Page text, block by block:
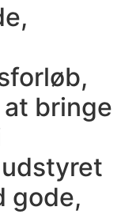
bringe
udstyret
gode,